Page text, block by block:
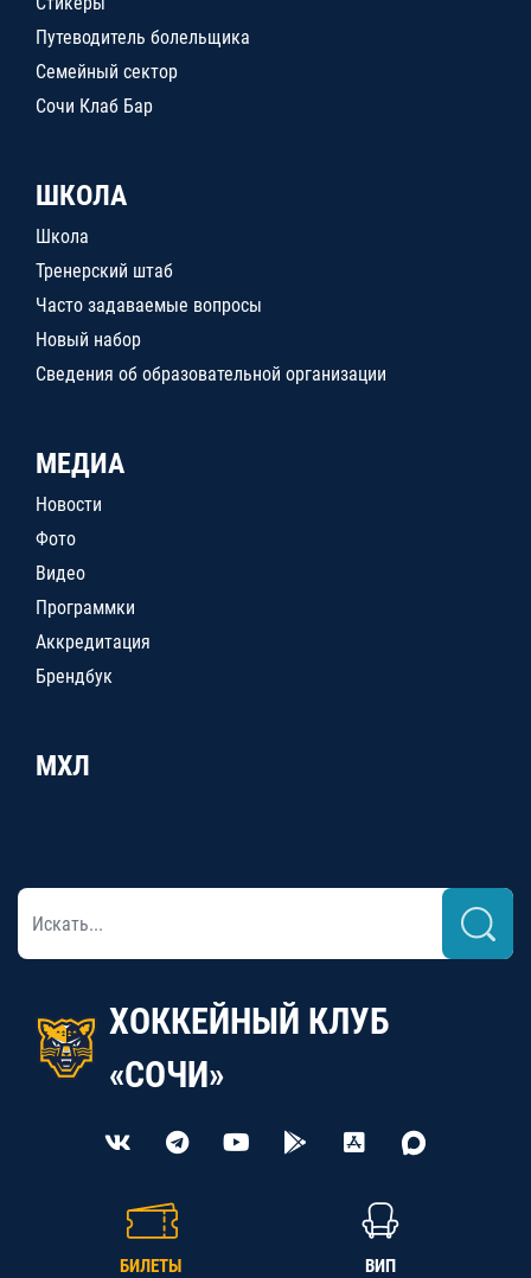
Путеводитель болельщика
Семейный сектор
Сочи Клаб Бар
ШКОЛА
Школа
Тренерский штаб
Часто задаваемые вопросы
Новый набор
Сведения об образовательной организации
МЕДИА
Новости
Фото
Видео
Программки
Аккредитация
Брендбук
МХЛ
ХОККЕЙНЫЙ КЛУБ
«СОЧИ»
БИЛЕТЫ ВИП